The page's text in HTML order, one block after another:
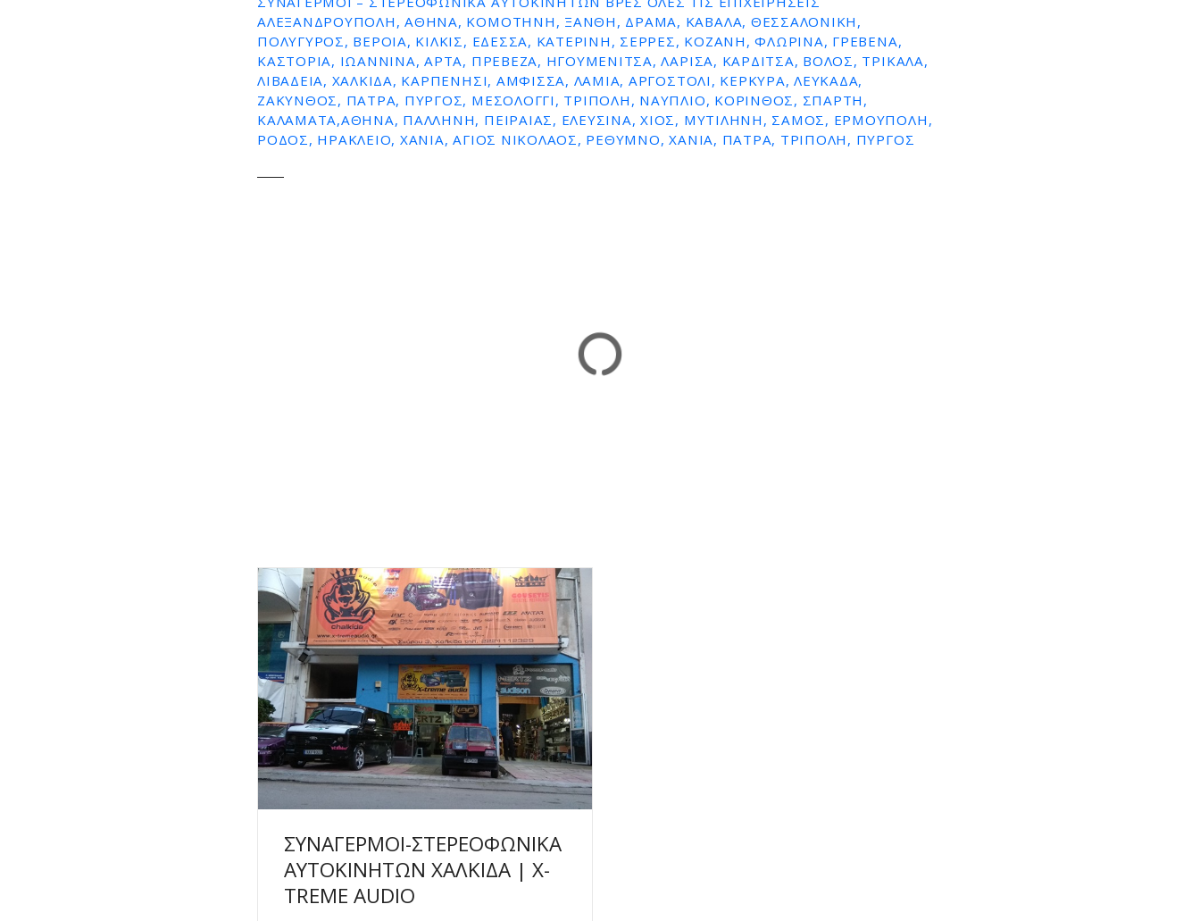
ΑΛΕΞΑΝΔΡΟΥΠΟΛΗ, ΑΘΗΝΑ, ΚΟΜΟΤΗΝΗ, ΞΑΝΘΗ, ΔΡΑΜΑ, ΚΑΒΑΛΑ, ΘΕΣΣΑΛΟΝΙΚΗ,
ΠΟΛΥΓΥΡΟΣ, ΒΕΡΟΙΑ, ΚΙΛΚΙΣ, ΕΔΕΣΣΑ, ΚΑΤΕΡΙΝΗ, ΣΕΡΡΕΣ, ΚΟΖΑΝΗ, ΦΛΩΡΙΝΑ, ΓΡΕΒΕΝΑ,
ΚΑΣΤΟΡΙΑ, ΙΩΑΝΝΙΝΑ, ΑΡΤΑ, ΠΡΕΒΕΖΑ, ΗΓΟΥΜΕΝΙΤΣΑ, ΛΑΡΙΣΑ, ΚΑΡΔΙΤΣΑ, ΒΟΛΟΣ, ΤΡΙΚΑΛΑ,
ΛΙΒΑΔΕΙΑ, ΧΑΛΚΙΔΑ, ΚΑΡΠΕΝΗΣΙ, ΑΜΦΙΣΣΑ, ΛΑΜΙΑ, ΑΡΓΟΣΤΟΛΙ, ΚΕΡΚΥΡΑ, ΛΕΥΚΑΔΑ,
ΖΑΚΥΝΘΟΣ, ΠΑΤΡΑ, ΠΥΡΓΟΣ, ΜΕΣΟΛΟΓΓΙ, ΤΡΙΠΟΛΗ, ΝΑΥΠΛΙΟ, ΚΟΡΙΝΘΟΣ, ΣΠΑΡΤΗ,
ΚΑΛΑΜΑΤΑ,ΑΘΗΝΑ, ΠΑΛΛΗΝΗ, ΠΕΙΡΑΙΑΣ, ΕΛΕΥΣΙΝΑ, ΧΙΟΣ, ΜΥΤΙΛΗΝΗ, ΣΑΜΟΣ, ΕΡΜΟΥΠΟΛΗ,
ΡΟΔΟΣ, ΗΡΑΚΛΕΙΟ, ΧΑΝΙΑ, ΑΓΙΟΣ ΝΙΚΟΛΑΟΣ, ΡΕΘΥΜΝΟ, ΧΑΝΙΑ, ΠΑΤΡΑ, ΤΡΙΠΟΛΗ, ΠΥΡΓΟΣ
ΣΥΝΑΓΕΡΜΟΙ-ΣΤΕΡΕΟΦΩΝΙΚΑ
ΑΥΤΟΚΙΝΗΤΩΝ ΧΑΛΚΙΔΑ | X-
TREME AUDIO